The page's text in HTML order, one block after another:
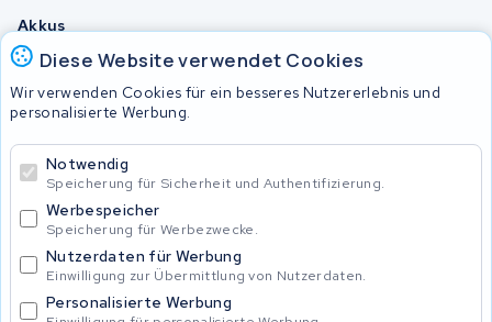
Diese Website verwendet Cookies
Wir verwenden Cookies für ein besseres Nutzererlebnis und
personalisierte Werbung.
Notwendig
Speicherung für Sicherheit und Authentifizierung.
Werbespeicher
Speicherung für Werbezwecke.
Nutzerdaten für Werbung
Einwilligung zur Übermittlung von Nutzerdaten.
Personalisierte Werbung
Akkus
© 2026 KWS Seuren
Privacy Policy